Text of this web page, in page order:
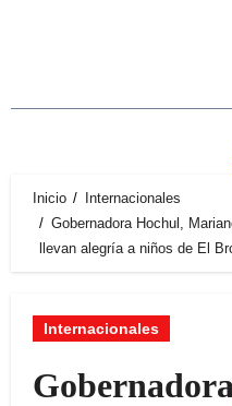
Inicio
Internacionales
Gobernadora Hochul,
llevan alegría a niños de El
Internacionales